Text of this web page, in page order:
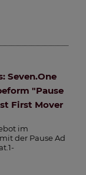
Seven.One
"Pause
First Mover
im
der Pause Ad